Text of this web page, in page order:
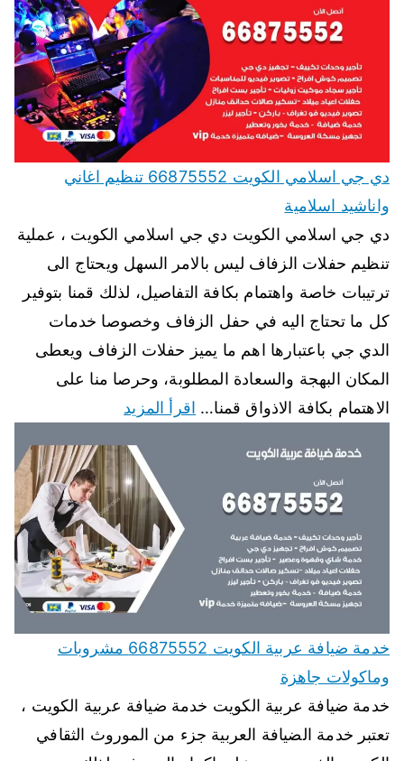
دي جي اسلامي الكويت 66875552 تنظيم اغاني
واناشيد اسلامية
دي جي اسلامي الكويت دي جي اسلامي الكويت ، عملية
تنظيم حفلات الزفاف ليس بالامر السهل ويحتاج الى
ترتيبات خاصة واهتمام بكافة التفاصيل، لذلك قمنا بتوفير
كل ما تحتاج اليه في حفل الزفاف وخصوصا خدمات
الدي جي باعتبارها اهم ما يميز حفلات الزفاف ويعطى
المكان البهجة والسعادة المطلوبة، وحرصا منا على
الاهتمام بكافة الاذواق قمنا… اقرأ المزيد
خدمة ضيافة عربية الكويت 66875552 مشروبات
وماكولات جاهزة
خدمة ضيافة عربية الكويت خدمة ضيافة عربية الكويت ،
تعتبر خدمة الضيافة العربية جزء من الموروث الثقافي